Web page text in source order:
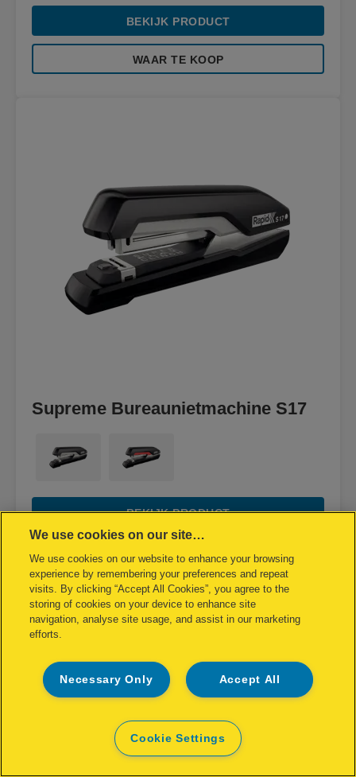
BEKIJK PRODUCT
WAAR TE KOOP
Supreme Bureaunietmachine S17
BEKIJK PRODUCT
We use cookies on our site…
We use cookies on our website to enhance your browsing
experience by remembering your preferences and repeat
visits. By clicking “Accept All Cookies”, you agree to the
storing of cookies on your device to enhance site
navigation, analyse site usage, and assist in our marketing
efforts.
Accept All
Necessary Only
Cookie Settings